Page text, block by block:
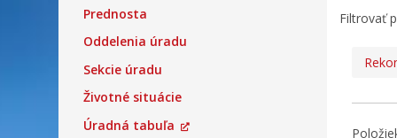
Prednosta
Oddelenia úradu
Sekcie úradu
Životné situácie
Úradná tabuľa
Filtrovať